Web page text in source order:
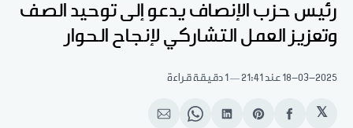
رئيس حزب الإنصاف يدعو إلى توحيد الصف
وتعزيز العمل التشاركي لإنجاح الحوار
18-03-2025 عند 21:41 1 دقيقة قراءة
𝕏
انشر
Shareانشر
Shareانشر